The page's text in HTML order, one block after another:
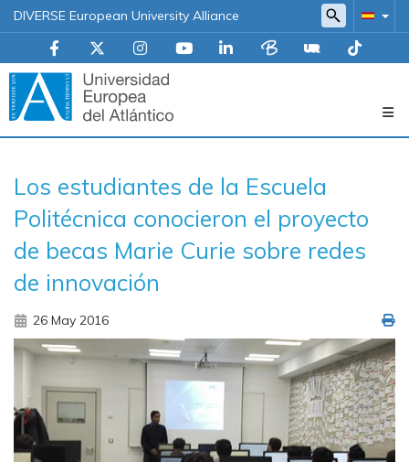
DIVERSE European University Alliance
principal
Los estudiantes de la Escuela
Politécnica conocieron el proyecto
de becas Marie Curie sobre redes
de innovación
26 May 2016